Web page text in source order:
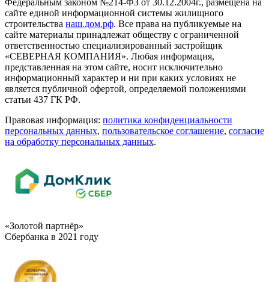
сайте единой информационной системы жилищного
строительства наш.дом.рф. Все права на публикуемые на
сайте материалы принадлежат обществу с ограниченной
ответственностью специализированный застройщик
«СЕВЕРНАЯ КОМПАНИЯ». Любая информация,
представленная на этом сайте, носит исключительно
информационный характер и ни при каких условиях не
является публичной офертой, определяемой положениями
статьи 437 ГК РФ.
Правовая информация: политика конфиденциальности
персональных данных, пользовательское cоглашение, cогласие
на обработку персональных данных.
«Золотой партнёр»
Сбербанка в 2021 году